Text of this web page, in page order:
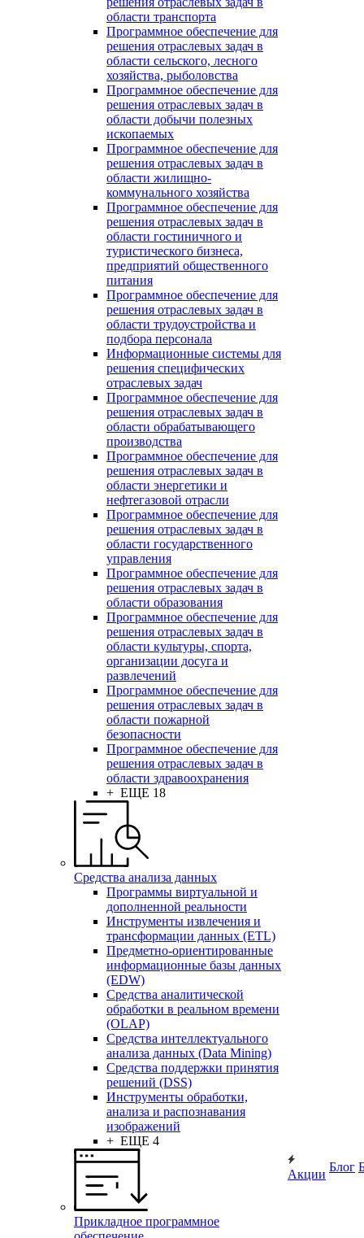
области транспорта
Программное обеспечение для
решения отраслевых задач в
области сельского, лесного
хозяйства, рыболовства
Программное обеспечение для
решения отраслевых задач в
области добычи полезных
ископаемых
Программное обеспечение для
решения отраслевых задач в
области жилищно-
коммунального хозяйства
Программное обеспечение для
решения отраслевых задач в
области гостиничного и
туристического бизнеса,
предприятий общественного
питания
Программное обеспечение для
решения отраслевых задач в
области трудоустройства и
подбора персонала
Информационные системы для
решения специфических
отраслевых задач
Программное обеспечение для
решения отраслевых задач в
области обрабатывающего
производства
Программное обеспечение для
решения отраслевых задач в
области энергетики и
нефтегазовой отрасли
Программное обеспечение для
решения отраслевых задач в
области государственного
управления
Программное обеспечение для
решения отраслевых задач в
области образования
Программное обеспечение для
решения отраслевых задач в
области культуры, спорта,
организации досуга и
развлечений
Программное обеспечение для
решения отраслевых задач в
области пожарной
безопасности
Программное обеспечение для
решения отраслевых задач в
области здравоохранения
+ ЕЩЕ 18
Средства анализа данных
Программы виртуальной и
дополненной реальности
Инструменты извлечения и
трансформации данных (ETL)
Предметно-ориентированные
информационные базы данных
(EDW)
Средства аналитической
обработки в реальном времени
(OLAP)
Средства интеллектуального
анализа данных (Data Mining)
Средства поддержки принятия
решений (DSS)
Инструменты обработки,
анализа и распознавания
изображений
+ ЕЩЕ 4
Прикладное программное
Акции
Блог